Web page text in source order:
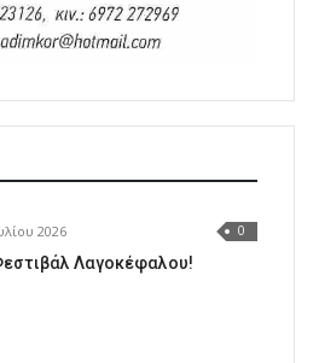
2026 0
Λαγοκέφαλου!